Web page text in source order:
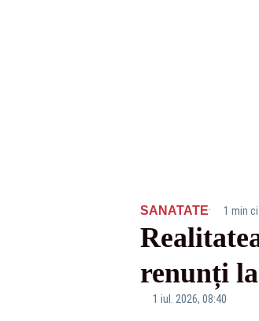
SANATATE· 1 min
renunți
1 iul. 2026, 08:40